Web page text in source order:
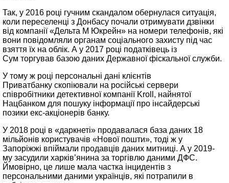
Так, у 2016 році гучним скандалом обернулася ситуація,
коли переселенці з Донбасу почали отримувати дзвінки
від компанії «Дельта М Юкрейн» на номери телефонів, які
вони повідомляли органам соціального захисту під час
взяття їх на облік. А у 2017 році податківець із
Сум торгував базою даних Державної фіскальної служби.
У тому ж році персональні дані клієнтів
Приватбанку скопіювали на російські сервери
співробітники детективної компанії Kroll, найнятої
Нацбанком для пошуку інформації про інсайдерські
позики екс-акціонерів банку.
У 2018 році в «даркнеті» продавалася база даних 18
мільйонів користувачів «Нової пошти», тоді ж у
Запоріжжі впіймали продавців даних митниці. А у 2019-
му засудили харків’янина за торгівлю даними ДФС.
Ймовірно, це лише мала частка інцидентів з
персональними даними українців, які потрапили в